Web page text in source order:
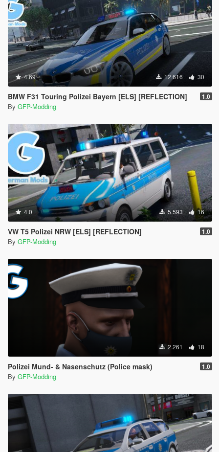
4.69 12.616 30
BMW F31 Touring Polizei Bayern [ELS] [REFLECTION] 1.0
By GFP-Modding
4.0 5.593 16
VW T5 Polizei NRW [ELS] [REFLECTION] 1.0
By GFP-Modding
2.261 18
Polizei Mund- & Nasenschutz (Police mask) 1.0
By GFP-Modding